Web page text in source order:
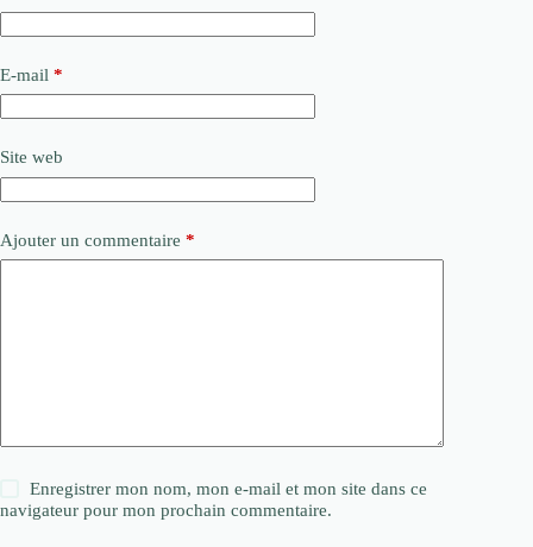
E-mail *
Site web
Ajouter un commentaire *
Enregistrer mon nom, mon e-mail et mon site dans ce
navigateur pour mon prochain commentaire.